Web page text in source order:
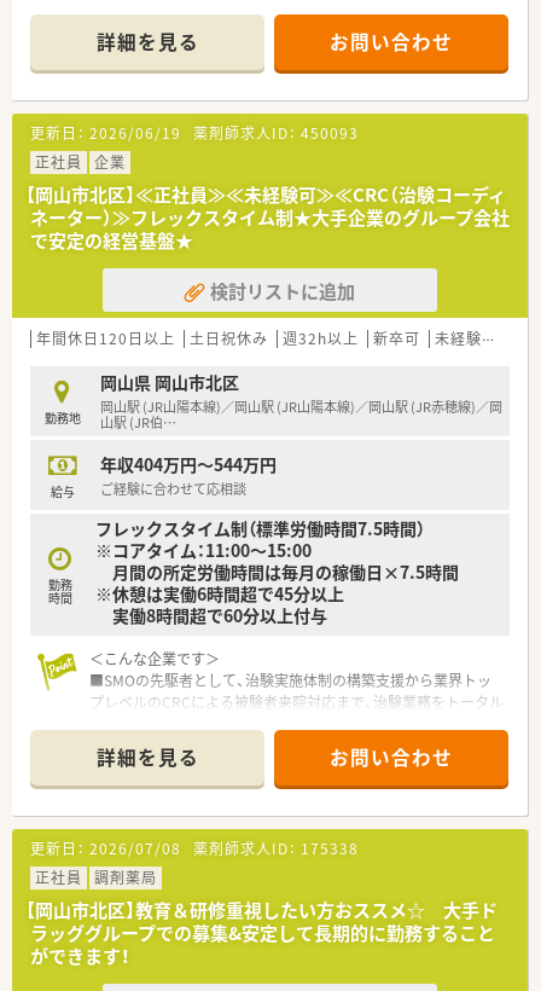
＜業務内容＞
■近隣のクリニックより耳鼻科、小児科をメインに処方応需して
おります。
■処方箋枚数は約60枚/日です。
＜研修制度＞
■疾患別のWEB研修やがんや緩和ケア・糖尿病など専任薬剤師
も育成にも力を入れています。
■未経験者の方には、新卒者と同様の研修を受けて頂いたり、入
社後4日間をかけて実務研修も可能です。
■e-ラーニングやOJT研修などもございます。
■全国に店舗展開する大手チェーン薬局です。95%がマンツー
マンでの出店となります。そのため処方元との関係性がスムー
局では経験できない業務提携を行っております。
■駅中や複合店舗開発も行っており、OTCも学びたい方にもピッ
タリな薬局です。
の支給になります。
■年間休日は123日ございます。夏季休暇3日、冬期休暇5日ござ
■育児休暇は最大3歳まで、時短勤務は小学校1年生終了時まで
適用となりますので、子育て中の方にも非常に働きやすい職場で
す。
■持株制度や財形貯蓄制度・保養所利用や多様な健康診断など、
福利厚生についても大変充実しています。
談できる機会もございます。
＜こんな方にもおすすめ＞
■福利厚生や研修体制がしっかり充実している環境で働きたい
方
■ライフスタイルに合わせて長く勤務したい方
■調剤未経験の方
詳細を見る お問い合わせ
更新日： 2026/06/19 薬剤師求人ID： 450093
正社員
企業
【岡山市北区】≪正社員≫≪未経験可≫≪CRC（治験コーディ
ネーター）≫フレックスタイム制★大手企業のグループ会社
で安定の経営基盤★
検討リストに追加
年間休日120日以上 土日祝休み 週32h以上 新卒可 未経験可
勤務地
岡山県 岡山市北区
岡山駅 (JR山陽本線)／岡山駅 (JR山陽本線)／岡山駅 (JR赤穂線)／岡
山駅 (JR伯…
給与
年収404万円～544万円
ご経験に合わせて応相談
勤務
時間
フレックスタイム制（標準労働時間7.5時間）
※コアタイム：11:00～15:00
月間の所定労働時間は毎月の稼働日×7.5時間
※休憩は実働6時間超で45分以上
実働8時間超で60分以上付与
＜こんな企業です＞
■SMOの先駆者として、治験実施体制の構築支援から業界トッ
プレベルのCRCによる被験者来院対応まで、治験業務をトータル
■全国に拠点を構え、提携施設は約1,000施設以上にまで拡大。
幅広い領域において実績を築いてきた業界のリーディングカン
パニーとして発展を続けています。
■品質マネジメントグループを設置し、社内監査を行う内部監査
室と連携して高い品質で臨床試験を推進するための品質管理体
制を構築しています。
＜業務内容＞
■高松市、さぬき市、木田郡エリアにある提携の医療機関でのご
勤務となります。担当して頂く医療機関は、ご自宅からの通勤時
間も考慮します。
所属は岡山オフィスとなります。週1回～月1回程度岡山出張が
詳細を見る お問い合わせ
更新日： 2026/07/08 薬剤師求人ID： 175338
正社員
調剤薬局
【岡山市北区】教育＆研修重視したい方おススメ☆ 大手ド
ラッググループでの募集&安定して長期的に勤務すること
ができます！